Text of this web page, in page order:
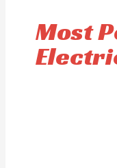
Most